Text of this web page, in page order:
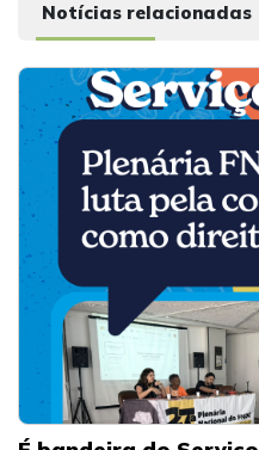
Notícias relacionadas